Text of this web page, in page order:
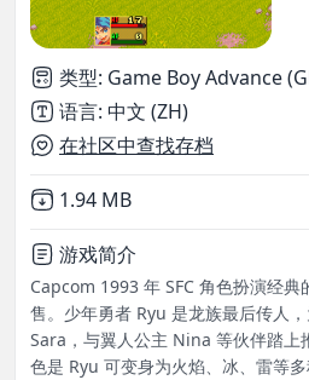
类型: Game Boy Advance
语言: 中文 (ZH)
在社区中查找存档
Not downloaded
1.94 MB
游戏简介
Capcom 1993 年 SFC 角色扮演经
售。少年勇者 Ryu 是龙族最后传人
Sara，与翼人公主 Nina 等伙伴踏上
色是 Ryu 可变身为火焰、冰、雷等